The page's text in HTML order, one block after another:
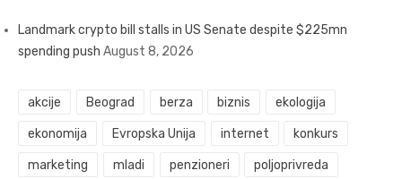
Landmark crypto bill stalls in US Senate despite $225mn
spending push August 8, 2026
akcije Beograd berza biznis ekologija
ekonomija Evropska Unija internet konkurs
marketing mladi penzioneri poljoprivreda